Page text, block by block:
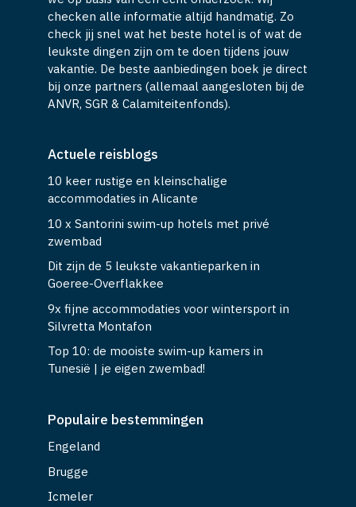
checken alle informatie altijd handmatig. Zo
check jij snel wat het beste hotel is of wat de
leukste dingen zijn om te doen tijdens jouw
vakantie. De beste aanbiedingen boek je direct
bij onze partners (allemaal aangesloten bij de
ANVR, SGR & Calamiteitenfonds).
Actuele reisblogs
10 keer rustige en kleinschalige
accommodaties in Alicante
10 x Santorini swim-up hotels met privé
zwembad
Dit zijn de 5 leukste vakantieparken in
Goeree-Overflakkee
9x fijne accommodaties voor wintersport in
Silvretta Montafon
Top 10: de mooiste swim-up kamers in
Tunesië | je eigen zwembad!
Populaire bestemmingen
Engeland
Brugge
Icmeler